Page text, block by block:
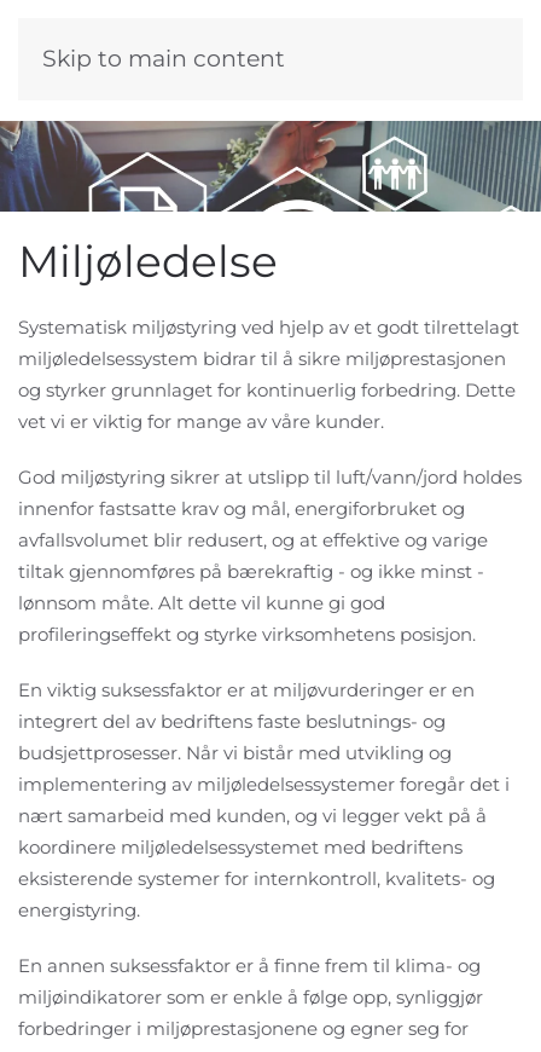
Skip to main content
Miljøledelse
Systematisk miljøstyring ved hjelp av et godt tilrettelagt
miljøledelsessystem bidrar til å sikre miljøprestasjonen
og styrker grunnlaget for kontinuerlig forbedring. Dette
vet vi er viktig for mange av våre kunder.
God miljøstyring sikrer at utslipp til luft/vann/jord holdes
innenfor fastsatte krav og mål, energiforbruket og
avfallsvolumet blir redusert, og at effektive og varige
tiltak gjennomføres på bærekraftig - og ikke minst -
lønnsom måte. Alt dette vil kunne gi god
profileringseffekt og styrke virksomhetens posisjon.
En viktig suksessfaktor er at miljøvurderinger er en
integrert del av bedriftens faste beslutnings- og
budsjettprosesser. Når vi bistår med utvikling og
implementering av miljøledelsessystemer foregår det i
nært samarbeid med kunden, og vi legger vekt på å
koordinere miljøledelsessystemet med bedriftens
eksisterende systemer for internkontroll, kvalitets- og
energistyring.
En annen suksessfaktor er å finne frem til klima- og
miljøindikatorer som er enkle å følge opp, synliggjør
forbedringer i miljøprestasjonene og egner seg for